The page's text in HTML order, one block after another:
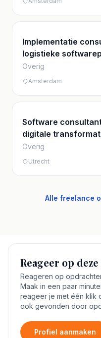
Implementatie
logistieke
Overig
Amsterdam
Software
digitale
Overig
Utrecht
Alle freelance
Reageer op
Reageren op
Maak in een paar
reageer je met één klik
ook gevonden door
Profiel aanmaken